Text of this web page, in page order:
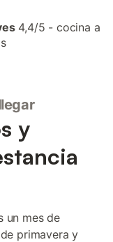
4,4/5 - cocina a
y
un mes de
primavera y